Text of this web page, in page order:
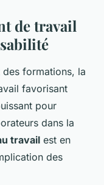
de travail
des formations, la
favorisant
pour
dans la
travail est en
des